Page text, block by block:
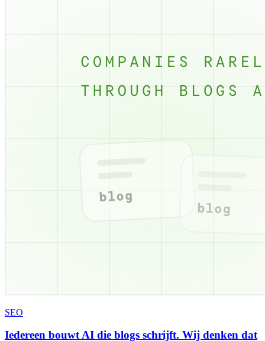
SEO
Iedereen bouwt AI die blogs schrijft. Wij denken dat